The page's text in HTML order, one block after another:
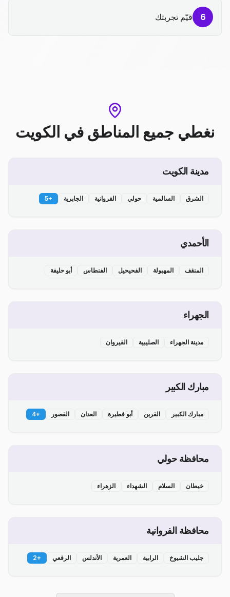
6 قيّم تجربتك
نغطي جميع المناطق في الكويت
مدينة الكويت
الشرق السالمية حولي الفروانية الجابرية +
5
الأحمدي
المنقف المهبولة الفحيحيل الفنطاس أبو حليفة
الجهراء
مدينة الجهراء الصليبية القيروان
مبارك الكبير
مبارك الكبير القرين أبو فطيرة العدان القصور +
4
محافظة حولي
خيطان السلام الشهداء الزهراء
محافظة الفروانية
جليب الشيوخ الرابية العمرية الأندلس الرقعي +
2